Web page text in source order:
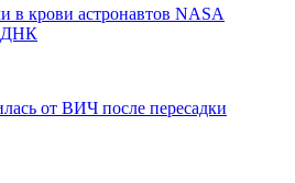
в крови астронавтов NASA
ДНК
от ВИЧ после пересадки